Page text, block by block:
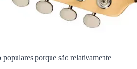
populares porque são relativamente